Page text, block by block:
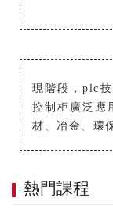
現階段，plc
控制柜廣泛應
材、冶金、環
熱門課程
機器視覺工